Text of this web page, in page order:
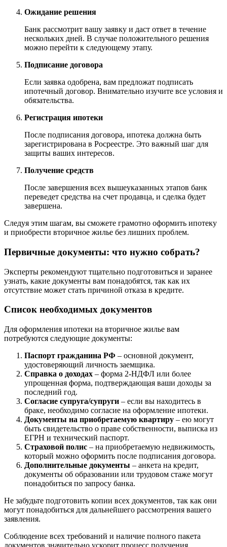
Ожидание решения
Банк рассмотрит вашу заявку и даст ответ в течение
нескольких дней. В случае положительного решения
можно перейти к следующему этапу.
Подписание договора
Если заявка одобрена, вам предложат подписать
ипотечный договор. Внимательно изучите все условия и
обязательства.
Регистрация ипотеки
После подписания договора, ипотека должна быть
зарегистрирована в Росреестре. Это важный шаг для
защиты ваших интересов.
Получение средств
После завершения всех вышеуказанных этапов банк
переведет средства на счет продавца, и сделка будет
завершена.
Следуя этим шагам, вы сможете грамотно оформить ипотеку
и приобрести вторичное жилье без лишних проблем.
Первичные документы: что нужно собрать?
Эксперты рекомендуют тщательно подготовиться и заранее
узнать, какие документы вам понадобятся, так как их
отсутствие может стать причиной отказа в кредите.
Список необходимых документов
Для оформления ипотеки на вторичное жилье вам
потребуются следующие документы:
Паспорт гражданина РФ – основной документ,
удостоверяющий личность заемщика.
Справка о доходах – форма 2-НДФЛ или более
упрощенная форма, подтверждающая ваши доходы за
последний год.
Согласие супруга/супруги – если вы находитесь в
браке, необходимо согласие на оформление ипотеки.
Документы на приобретаемую квартиру – ею могут
быть свидетельство о праве собственности, выписка из
ЕГРН и технический паспорт.
Страховой полис – на приобретаемую недвижимость,
который можно оформить после подписания договора.
Дополнительные документы – анкета на кредит,
документы об образовании или трудовом стаже могут
понадобиться по запросу банка.
Не забудьте подготовить копии всех документов, так как они
могут понадобиться для дальнейшего рассмотрения вашего
заявления.
Соблюдение всех требований и наличие полного пакета